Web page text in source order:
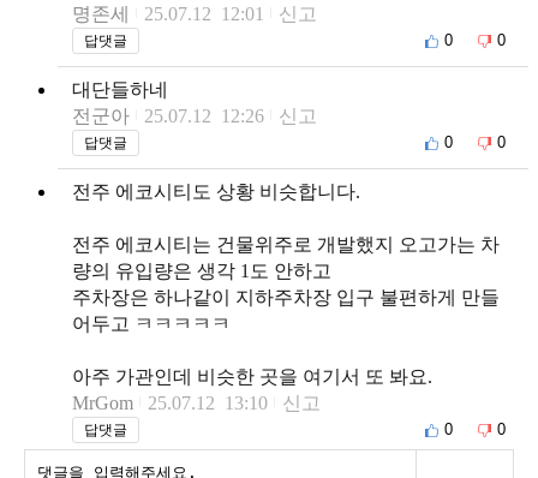
명존세
25.07.12 12:01 신고
답댓글 0 0
대단들하네
전군아
25.07.12 12:26 신고
답댓글 0 0
전주 에코시티도 상황 비슷합니다.
전주 에코시티는 건물위주로 개발했지 오고가는 차
량의 유입량은 생각 1도 안하고
주차장은 하나같이 지하주차장 입구 불편하게 만들
어두고 ㅋㅋㅋㅋㅋ
아주 가관인데 비슷한 곳을 여기서 또 봐요.
MrGom
25.07.12 13:10 신고
답댓글 0 0